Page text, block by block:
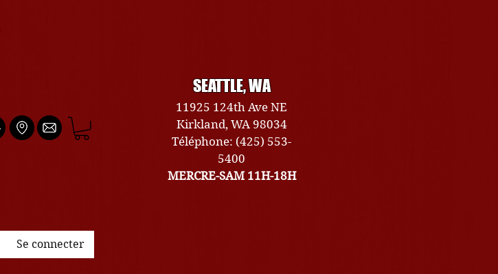
SEATTLE, WA
11925 124th Ave NE
Kirkland, WA 98034
Téléphone: (425) 553-
5400
MERCRE-SAM 11H-18H
Se connecter